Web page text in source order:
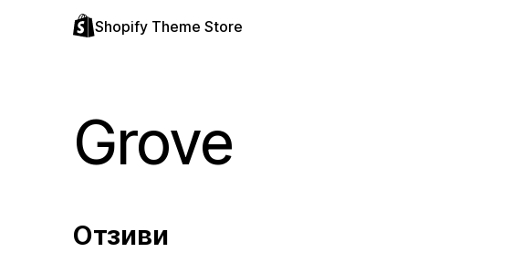
Shopify Theme Store
Grove
Отзиви